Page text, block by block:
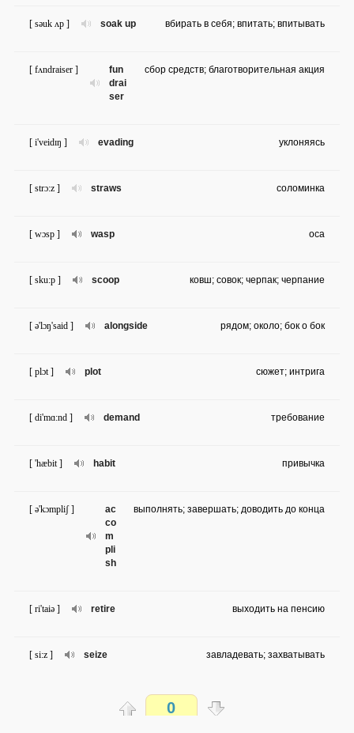
soak up
[ səuk ʌp ] вбирать в себя; впитать; впитывать
fun
drai
ser
[ fʌndraiser ] сбор средств; благотворительная акция
evading
[ i'veidɪŋ ] уклоняясь
straws
[ strɔ:z ] соломинка
wasp
[ wɔsp ] оса
scoop
[ sku:p ] ковш; совок; черпак; черпание
alongside
[ ə'lɔŋ'said ] рядом; около; бок о бок
plot
[ plɔt ] сюжет; интрига
demand
[ di'mɑ:nd ] требование
habit
[ 'hæbit ] привычка
ac
co
m
pli
sh
[ ə'kɔmpliʃ ] выполнять; завершать; доводить до конца
retire
[ ri'taiə ] выходить на пенсию
seize
[ si:z ] завладевать; захватывать
obvious 0